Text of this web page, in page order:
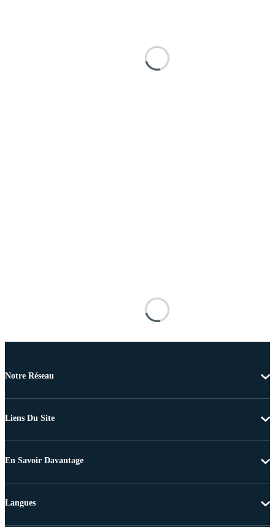
Notre Réseau
Liens Du Site
En Savoir Davantage
Langues